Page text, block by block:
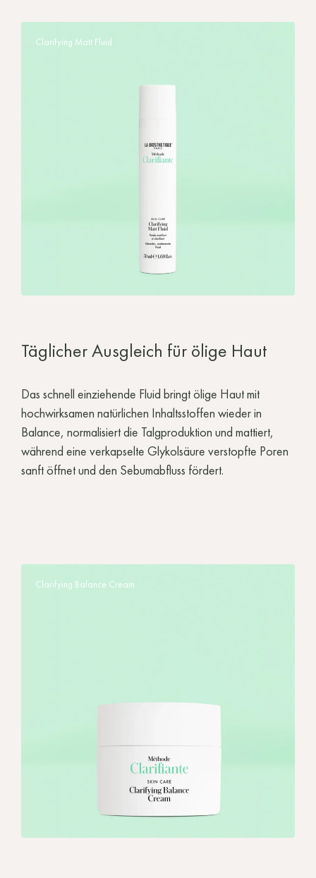
Clarifying Matt Fluid
Täglicher Ausgleich für ölige Haut
Das schnell einziehende Fluid bringt ölige Haut mit
hochwirksamen natürlichen Inhaltsstoffen wieder in
Balance, normalisiert die Talgproduktion und mattiert,
während eine verkapselte Glykolsäure verstopfte Poren
sanft öffnet und den Sebumabfluss fördert.
Clarifying Balance Cream